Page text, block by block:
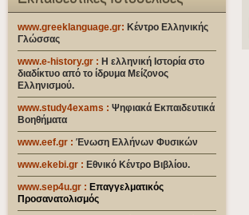
www.greeklanguage.gr: Κέντρο Ελληνικής
Γλώσσας
www.e-history.gr : Η ελληνική Ιστορία στο
διαδίκτυο από το ίδρυμα Μείζονος
Ελληνισμού.
www.study4exams : Ψηφιακά Εκπαιδευτικά
Βοηθήματα
www.eef.gr : Ένωση Ελλήνων Φυσικών
www.ekebi.gr : Εθνικό Κέντρο Βιβλίου.
www.sep4u.gr : Επαγγελματικός
Προσανατολισμός